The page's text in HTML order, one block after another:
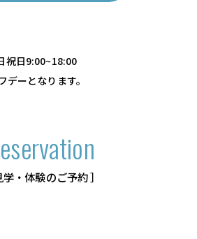
祝日9:00~18:00
ーとなります。
学・体験のご予約 ］